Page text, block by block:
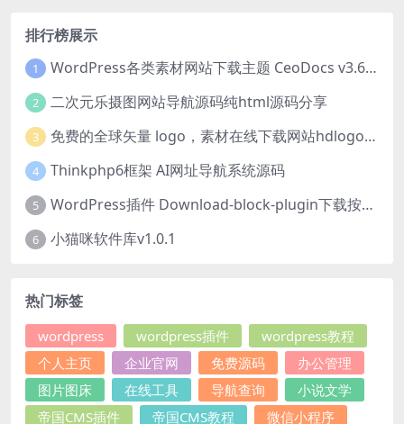
排行榜展示
1 WordPress各类素材网站下载主题 CeoDocs v3.6 去授权版
2 二次元乐摄图网站导航源码纯html源码分享
3 免费的全球矢量 logo，素材在线下载网站hdlogo.com
4 Thinkphp6框架 AI网址导航系统源码
5 WordPress插件 Download-block-plugin下载按钮图标美化
6 小猫咪软件库v1.0.1
热门标签
wordpress wordpress插件
wordpress教程
个人主页
企业官网 免费源码
办公管理
图片图床
在线工具 导航查询
小说文学
帝国CMS插件
帝国CMS教程 微信小程序